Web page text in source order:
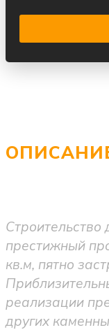
Строительство
престижный
кв.м, пятно
реализации
других